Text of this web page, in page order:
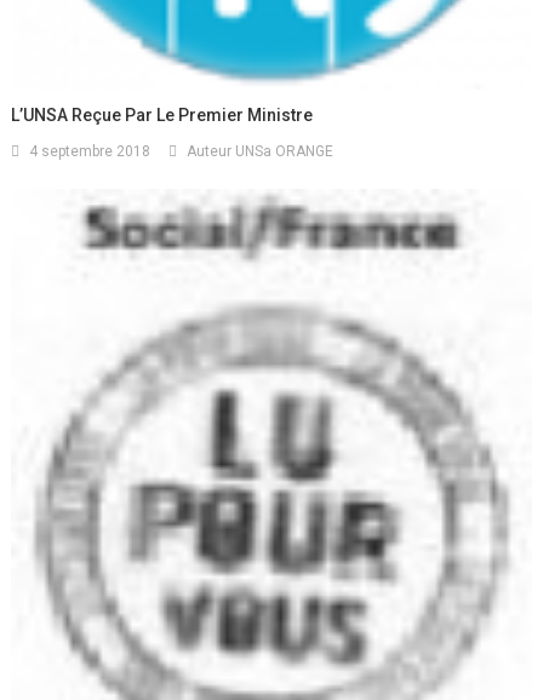
L’UNSA Reçue Par Le Premier Ministre
4 septembre 2018 Auteur UNSa ORANGE